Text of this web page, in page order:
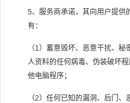
5、服务商承诺，其向用户提供
有：
（1）蓄意毁坏、恶意干扰、秘
人资料的任何病毒、伪装破坏
他电脑程序；
（2）任何已知的漏洞、后门、